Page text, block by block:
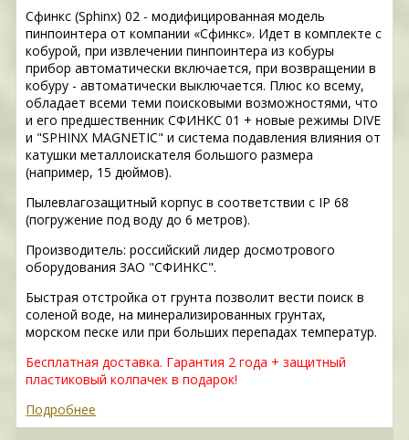
Сфинкс (Sphinx) 02 - модифицированная модель
пинпоинтера от компании «Сфинкс». Идет в комплекте с
кобурой, при извлечении пинпоинтера из кобуры
прибор автоматически включается, при возвращении в
кобуру - автоматически выключается. Плюс ко всему,
обладает всеми теми поисковыми возможностями, что
и его предшественник СФИНКС 01 + новые режимы DIVE
и "SPHINX MAGNETIC" и система подавления влияния от
катушки металлоискателя большого размера
(например, 15 дюймов).
Пылевлагозащитный корпус в соответствии с IP 68
(погружение под воду до 6 метров).
Производитель: российский лидер досмотрового
оборудования ЗАО "СФИНКС".
Быстрая отстройка от грунта позволит вести поиск в
соленой воде, на минерализированных грунтах,
морском песке или при больших перепадах температур.
Бесплатная доставка. Гарантия 2 года + защитный
пластиковый колпачек в подарок!
Подробнее